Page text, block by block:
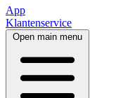
App
Klantenservice
Open main menu